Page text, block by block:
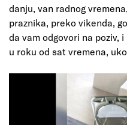
danju, van radnog
praznika, preko vikenda,
da vam odgovori na poziv,
u roku od sat vremena,